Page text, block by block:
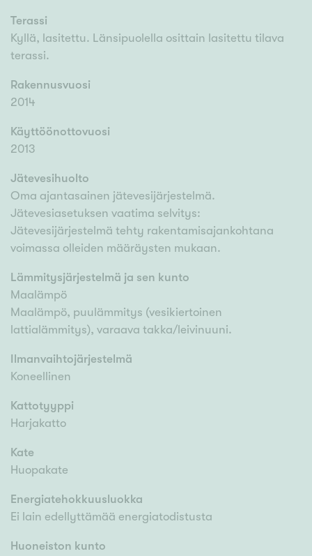
Terassi
Kyllä, lasitettu. Länsipuolella osittain lasitettu tilava
terassi.
Rakennusvuosi
2014
Käyttöönottovuosi
2013
Jätevesihuolto
Oma ajantasainen jätevesijärjestelmä.
Jätevesiasetuksen vaatima selvitys:
Jätevesijärjestelmä tehty rakentamisajankohtana
voimassa olleiden määräysten mukaan.
Lämmitysjärjestelmä ja sen kunto
Maalämpö
Maalämpö, puulämmitys (vesikiertoinen
lattialämmitys), varaava takka/leivinuuni.
Ilmanvaihtojärjestelmä
Koneellinen
Kattotyyppi
Harjakatto
Kate
Huopakate
Energiatehokkuusluokka
Ei lain edellyttämää energiatodistusta
Huoneiston kunto